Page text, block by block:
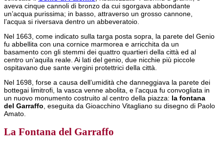
aveva cinque cannoli di bronzo da cui sgorgava abbondante
un’acqua purissima; in basso, attraverso un grosso cannone,
l’acqua si riversava dentro un abbeveratoio.
Nel 1663, come indicato sulla targa posta sopra, la parete del Genio
fu abbellita con una cornice marmorea e arricchita da un
basamento con gli stemmi dei quattro quartieri della città ed al
centro un’aquila reale. Ai lati del genio, due nicchie più piccole
ospitavano due sante vergini protettrici della città.
Nel 1698, forse a causa dell’umidità che danneggiava la parete dei
bottegai limitrofi, la vasca venne abolita, e l’acqua fu convogliata in
un nuovo monumento costruito al centro della piazza: la fontana
del Garraffo , eseguita da Gioacchino Vitagliano su disegno di Paolo
Amato.
La Fontana del Garraffo